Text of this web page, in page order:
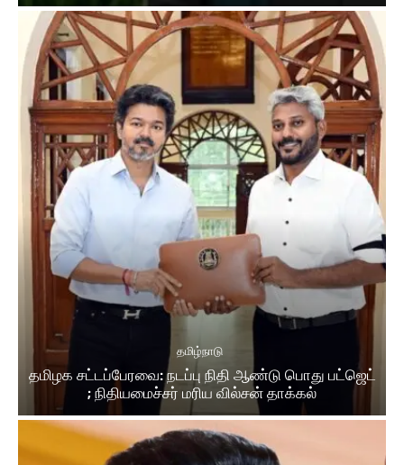
தமிழ்நாடு
தமிழக சட்டப்பேரவை: நடப்பு நிதி ஆண்​டு பொது பட்ஜெட்
; நிதியமைச்சர் மரிய வில்சன் தாக்​கல்